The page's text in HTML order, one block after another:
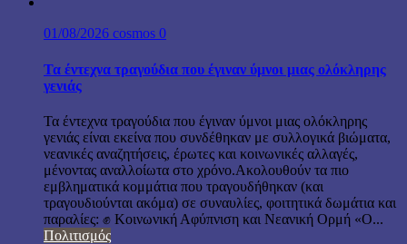
01/08/2026 cosmos 0
Τα έντεχνα τραγούδια που έγιναν ύμνοι μιας ολόκληρης
γενιάς
Τα έντεχνα τραγούδια που έγιναν ύμνοι μιας ολόκληρης
γενιάς είναι εκείνα που συνδέθηκαν με συλλογικά βιώματα,
νεανικές αναζητήσεις, έρωτες και κοινωνικές αλλαγές,
μένοντας αναλλοίωτα στο χρόνο.Ακολουθούν τα πιο
εμβληματικά κομμάτια που τραγουδήθηκαν (και
τραγουδιούνται ακόμα) σε συναυλίες, φοιτητικά δωμάτια και
παραλίες: ✊ Κοινωνική Αφύπνιση και Νεανική Ορμή «Ο...
Πολιτισμός